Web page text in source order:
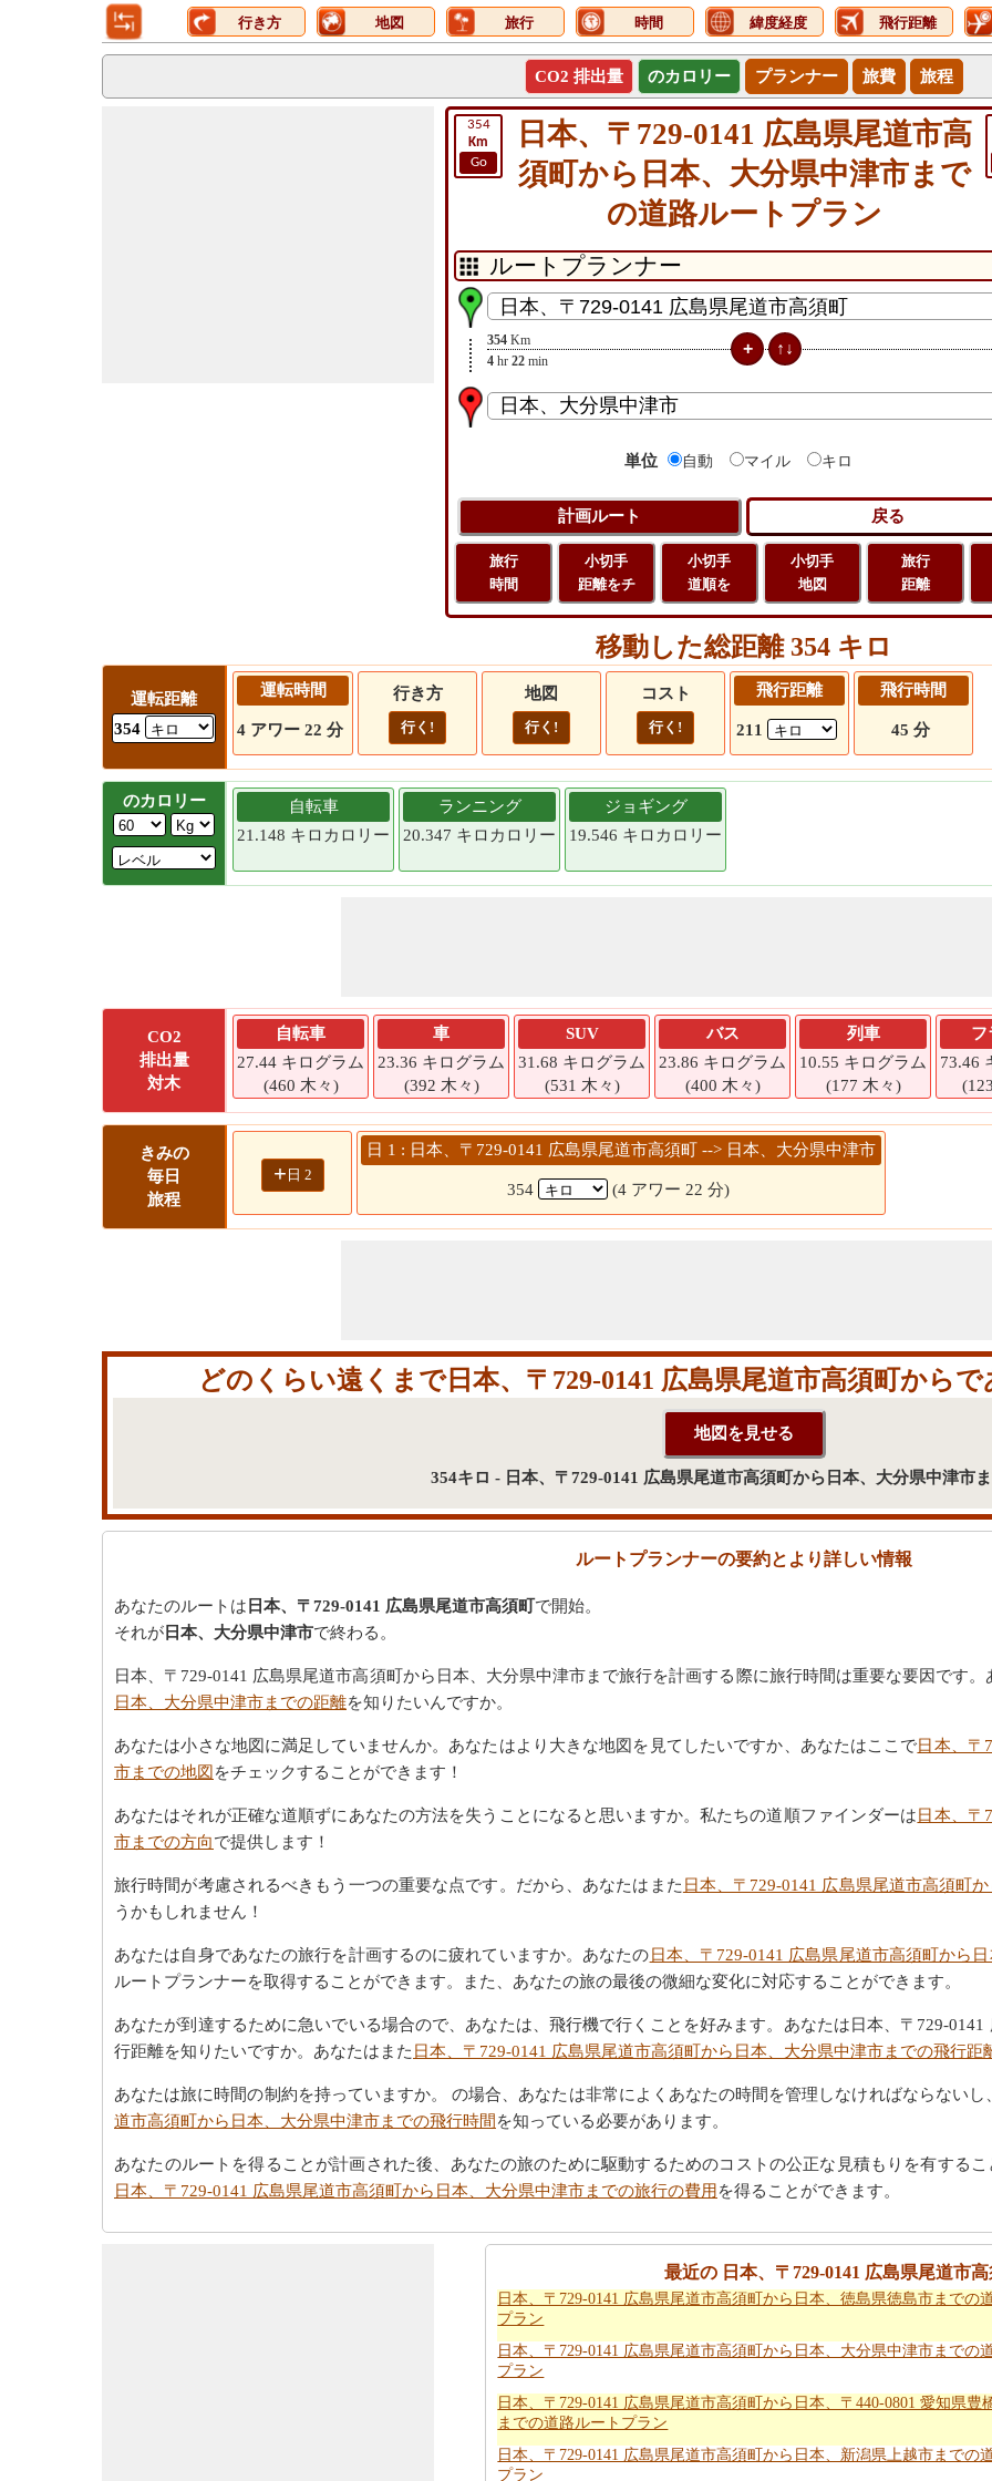
行き方 地図 旅行 時間 緯度経度 飛行距離
CO2 排出量 のカロリー プランナー 旅費 旅程
354
Km
Go
日本、〒729-0141 広島県尾道市高
須町から日本、大分県中津市まで
の道路ルートプラン
354 Km
4 hr 22 min
単位 自動 マイル キロ
旅行
時間
小切手
距離をチ
小切手
道順を
小切手
地図
旅行
距離
移動した総距離 354 キロ
運転距離
354
運転時間
4 アワー 22 分
行き方
行く!
地図
行く!
コスト
行く!
飛行距離
211
飛行時間
45 分
のカロリー
自転車
21.148 キロカロリー
ランニング
20.347 キロカロリー
ジョギング
19.546 キロカロリー
CO2
排出量
対木
自転車
27.44 キログラム
(460 木々)
車
23.36 キログラム
(392 木々)
SUV
31.68 キログラム
(531 木々)
バス
23.86 キログラム
(400 木々)
列車
10.55 キログラム
(177 木々)
フ
73.46
きみの
毎日
旅程
+ 日 2
日 1 : 日本、〒729-0141 広島県尾道市高須町 --> 日本、大分県中津市
354 (4 アワー 22 分)
どのくらい遠くまで日本、〒729-0141 広島県尾道市高須町から
354キロ - 日本、〒729-0141 広島県尾道市高須町から日本、大分県中津市
ルートプランナーの要約とより詳しい情報
あなたのルートは 日本、〒729-0141 広島県尾道市高須町で開始。
それが 日本、大分県中津市で終わる。
日本、〒729-0141 広島県尾道市高須町から日本、大分県中津市まで旅行を計画する際に旅行時間は重要な要因です。
日本、大分県中津市までの距離を知りたいんですか。
あなたは小さな地図に満足していませんか。あなたはより大きな地図を見てしたいですか、あなたはここで日本、〒
市までの地図をチェックすることができます！
あなたはそれが正確な道順ずにあなたの方法を失うことになると思いますか。私たちの道順ファインダーは日本、〒
市までの方向で提供します！
旅行時間が考慮されるべきもう一つの重要な点です。だから、あなたはまた 日本、〒729-0141 広島県尾道市高須町
うかもしれません！
あなたは自身であなたの旅行を計画するのに疲れていますか。あなたの日本、〒729-0141 広島県尾道市高須町から
ルートプランナーを取得することができます。また、あなたの旅の最後の微細な変化に対応することができます。
あなたが到達するために急いでいる場合ので、あなたは、飛行機で行くことを好みます。あなたは日本、〒729-
行距離を知りたいですか。あなたはまた 日本、〒729-0141 広島県尾道市高須町から日本、大分県中津市までの飛行距
あなたは旅に時間の制約を持っていますか。 の場合、あなたは非常によくあなたの時間を管理しなければならないし
道市高須町から日本、大分県中津市までの飛行時間を知っている必要があります。
あなたのルートを得ることが計画された後、あなたの旅のために駆動するためのコストの公正な見積もりを有する
日本、〒729-0141 広島県尾道市高須町から日本、大分県中津市までの旅行の費用を得ることができます。
最近の 日本、〒729-0141 広島県尾道市
日本、〒729-0141 広島県尾道市高須町から日本、徳島県徳島市までの
プラン
日本、〒729-0141 広島県尾道市高須町から日本、大分県中津市までの
プラン
日本、〒729-0141 広島県尾道市高須町から日本、〒440-0801 愛知県豊
までの道路ルートプラン
日本、〒729-0141 広島県尾道市高須町から日本、新潟県上越市までの
プラン